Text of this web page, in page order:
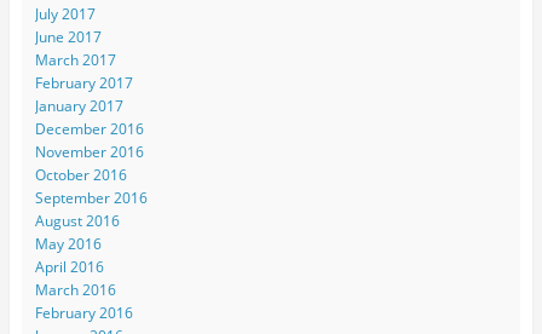
July 2017
June 2017
March 2017
February 2017
January 2017
December 2016
November 2016
October 2016
September 2016
August 2016
May 2016
April 2016
March 2016
February 2016